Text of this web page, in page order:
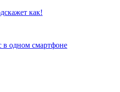
как!
в одном смартфоне